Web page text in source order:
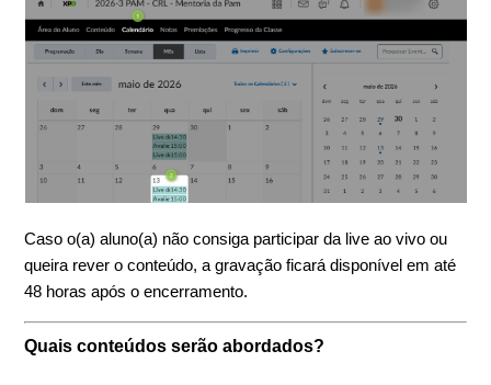
Caso o(a) aluno(a) não consiga participar da live ao vivo ou
queira rever o conteúdo, a gravação ficará disponível em até
48 horas após o encerramento.
Quais conteúdos serão abordados?